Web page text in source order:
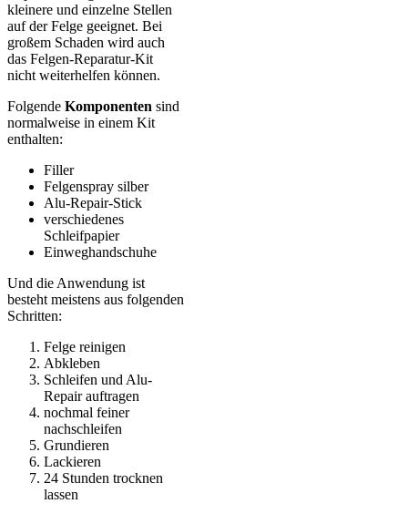
kleinere und einzelne Stellen
auf der Felge geeignet. Bei
großem Schaden wird auch
das Felgen-Reparatur-Kit
nicht weiterhelfen können.
Folgende Komponenten sind
normalweise in einem Kit
enthalten:
Filler
Felgenspray silber
Alu-Repair-Stick
verschiedenes
Schleifpapier
Einweghandschuhe
Und die Anwendung ist
besteht meistens aus folgenden
Schritten:
Felge reinigen
Abkleben
Schleifen und Alu-
Repair auftragen
nochmal feiner
nachschleifen
Grundieren
Lackieren
24 Stunden trocknen
lassen